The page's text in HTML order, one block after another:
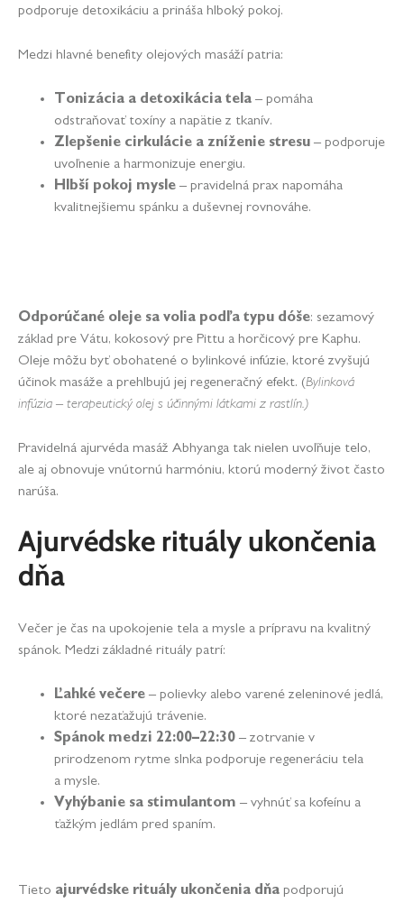
podporuje detoxikáciu a prináša hlboký pokoj.
Medzi hlavné benefity olejových masáží patria:
Tonizácia a detoxikácia tela – pomáha
odstraňovať toxíny a napätie z tkanív.
Zlepšenie cirkulácie a zníženie stresu – podporuje
uvoľnenie a harmonizuje energiu.
Hlbší pokoj mysle – pravidelná prax napomáha
kvalitnejšiemu spánku a duševnej rovnováhe.
Odporúčané oleje sa volia podľa typu dóše: sezamový
základ pre Vátu, kokosový pre Pittu a horčicový pre Kaphu.
Oleje môžu byť obohatené o bylinkové infúzie, ktoré zvyšujú
účinok masáže a prehlbujú jej regeneračný efekt. (Bylinková
infúzia – terapeutický olej s účinnými látkami z rastlín.)
Pravidelná ajurvéda masáž Abhyanga tak nielen uvoľňuje telo,
ale aj obnovuje vnútornú harmóniu, ktorú moderný život často
narúša.
Ajurvédske rituály ukončenia
dňa
Večer je čas na upokojenie tela a mysle a prípravu na kvalitný
spánok. Medzi základné rituály patrí:
Ľahké večere – polievky alebo varené zeleninové jedlá,
ktoré nezaťažujú trávenie.
Spánok medzi 22:00–22:30 – zotrvanie v
prirodzenom rytme slnka podporuje regeneráciu tela
a mysle.
Vyhýbanie sa stimulantom – vyhnúť sa kofeínu a
ťažkým jedlám pred spaním.
Tieto ajurvédske rituály ukončenia dňa podporujú